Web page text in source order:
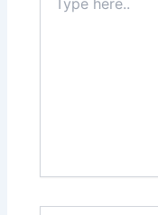
here..